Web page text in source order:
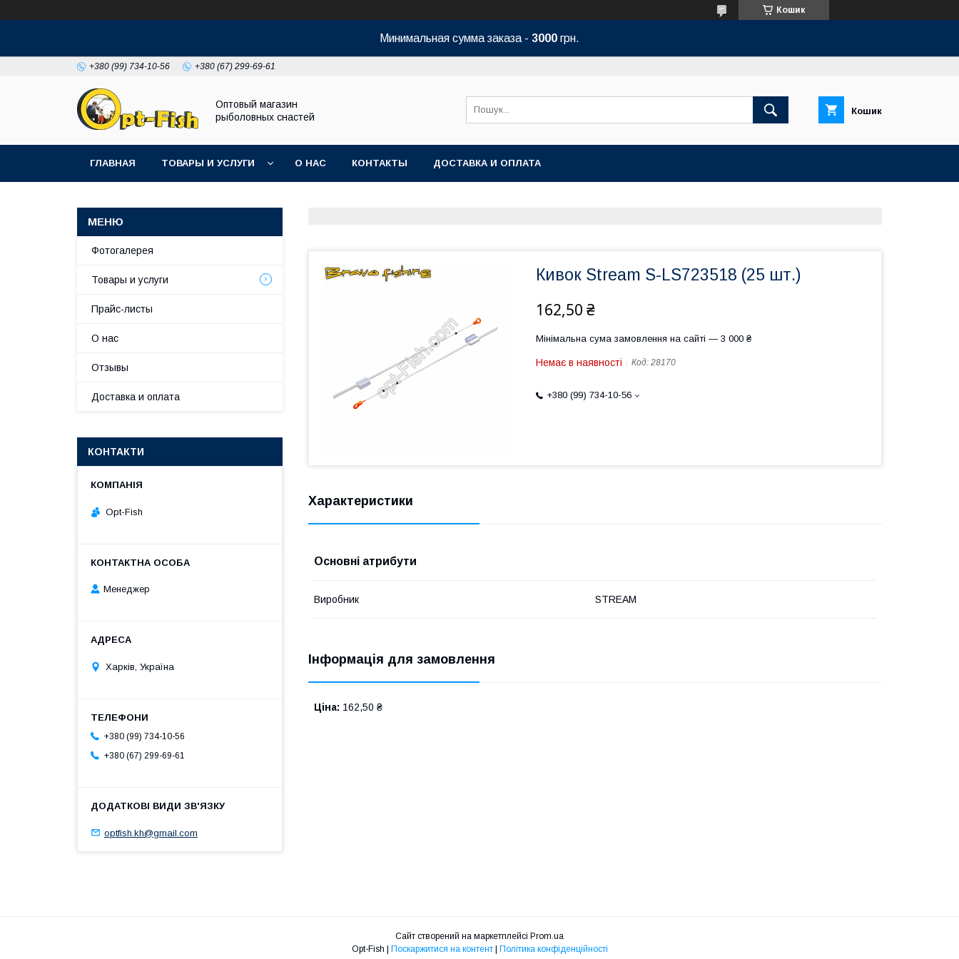
Кошик
Минимальная сумма заказа - 3000 грн.
+380 (99) 734-10-56 +380 (67) 299-69-61
Оптовый магазин
рыболовных снастей
Кошик
ГЛАВНАЯ ТОВАРЫ И УСЛУГИ О НАС КОНТАКТЫ ДОСТАВКА И ОПЛАТА
Кивок Stream S-LS723518 (25 шт.)
162,50 ₴
Мінімальна сума замовлення на сайті — 3 000 ₴
Немає в наявності Код: 28170
+380 (99) 734-10-56
Характеристики
Основні атрибути
Виробник STREAM
Інформація для замовлення
Ціна: 162,50 ₴
Фотогалерея
Товары и услуги
Прайс-листы
О нас
Отзывы
Доставка и оплата
КОНТАКТИ
Opt-Fish
Менеджер
Харків, Україна
+380 (99) 734-10-56
+380 (67) 299-69-61
optfish.kh@gmail.com
Сайт створений на маркетплейсі Prom.ua
Поскаржитися на контент Політика конфіденційності